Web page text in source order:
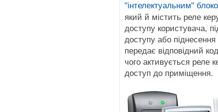
"інтелектуальним"
який й містить реле
доступу користувача,
доступу або
передає відповідний
чого активується реле
доступ до приміщення.